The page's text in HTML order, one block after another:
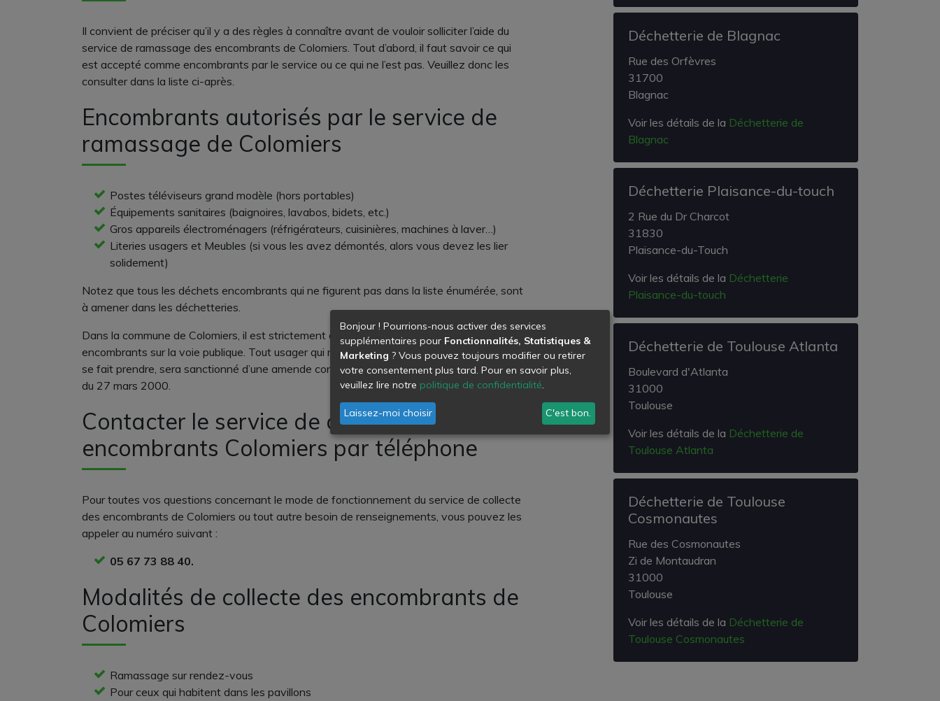
Il convient de préciser qu’il y a des règles à connaître avant de vouloir solliciter l’aide du
service de ramassage des encombrants de Colomiers. Tout d’abord, il faut savoir ce qui
est accepté comme encombrants par le service ou ce qui ne l’est pas. Veuillez donc les
consulter dans la liste ci-après.
Encombrants autorisés par le service de
ramassage de Colomiers
Postes téléviseurs grand modèle (hors portables)
Équipements sanitaires (baignoires, lavabos, bidets, etc.)
Gros appareils électroménagers (réfrigérateurs, cuisinières, machines à laver…)
Literies usagers et Meubles (si vous les avez démontés, alors vous devez les lier
solidement)
Notez que tous les déchets encombrants qui ne figurent pas dans la liste énumérée, sont
à amener dans les déchetteries.
Dans la commune de Colomiers, il est strictement défendu de déposer les déchets
encombrants sur la voie publique. Tout usager qui ne respecte pas cette interdiction et qui
se fait prendre, sera sanctionné d’une amende conformément à l’arrêté municipal 00.R.48
du 27 mars 2000.
Contacter le service de collecte des
encombrants Colomiers par téléphone
Pour toutes vos questions concernant le mode de fonctionnement du service de collecte
des encombrants de Colomiers ou tout autre besoin de renseignements, vous pouvez les
appeler au numéro suivant :
05 67 73 88 40.
Modalités de collecte des encombrants de
Colomiers
Ramassage sur rendez-vous
Pour ceux qui habitent dans les pavillons
Déchetterie de Blagnac
Rue des Orfèvres
31700
Blagnac
Voir les détails de la Déchetterie de
Blagnac
Déchetterie Plaisance-du-touch
2 Rue du Dr Charcot
31830
Plaisance-du-Touch
Voir les détails de la Déchetterie
Plaisance-du-touch
Déchetterie de Toulouse Atlanta
Boulevard d'Atlanta
31000
Toulouse
Voir les détails de la Déchetterie de
Toulouse Atlanta
Déchetterie de Toulouse
Cosmonautes
Rue des Cosmonautes
Zi de Montaudran
31000
Toulouse
Voir les détails de la Déchetterie de
Toulouse Cosmonautes
Bonjour ! Pourrions-nous activer des services
supplémentaires pour Fonctionnalités, Statistiques &
Marketing ? Vous pouvez toujours modifier ou retirer
votre consentement plus tard. Pour en savoir plus,
veuillez lire notre politique de confidentialité.
Laissez-moi choisir C'est bon.